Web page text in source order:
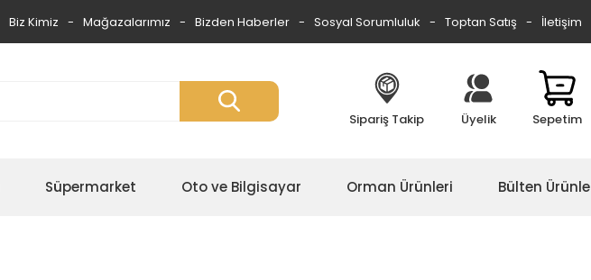
Biz Kimiz Mağazalarımız Bizden Haberler Sosyal Sorumluluk Toptan Satış İletişim
Sipariş Takip Üyelik Sepetim
Süpermarket Oto ve Bilgisayar Orman Ürünleri Bülten